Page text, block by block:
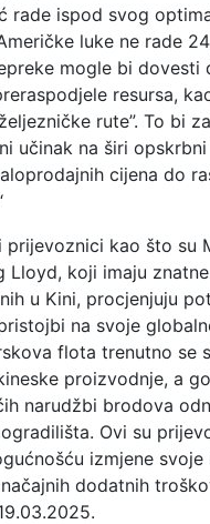
rade ispod svog
luke ne rade
mogle bi dovesti
resursa,
rute”. To bi
učinak na širi
cijena do
prijevoznici kao što su
Lloyd, koji imaju
u Kini, procjenjuju
na svoje
flota trenutno se
proizvodnje, a
narudžbi brodova
Ovi su
izmjene svoje
dodatnih